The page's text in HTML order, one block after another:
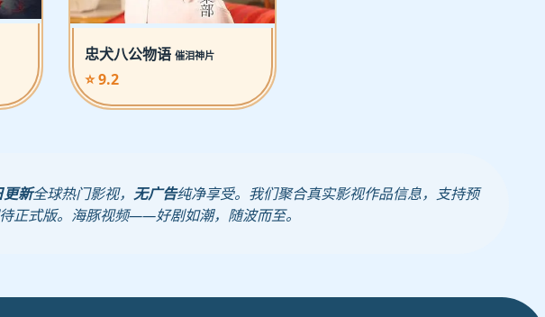
忠犬八公物语催泪神片
⭐ 9.2
更新全球热门影视， 无广告纯净享受。我们聚合真实影视作品信息，支持预
正式版。海豚视频——好剧如潮，随波而至。